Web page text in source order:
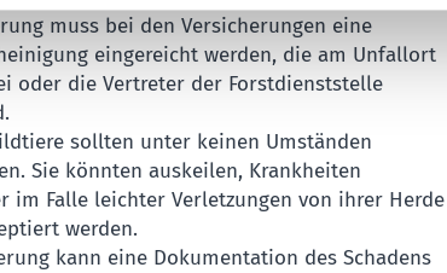
muss bei den Versicherungen eine
eingereicht werden, die am Unfallort
oder die Vertreter der Forstdienststelle
sollten unter keinen Umständen
Sie könnten auskeilen, Krankheiten
im Falle leichter Verletzungen von ihrer Herde
werden.
kann eine Dokumentation des Schadens